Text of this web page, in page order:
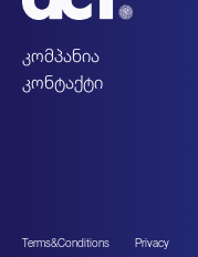
კომპანია
კონტაქტი
Terms&Conditions Privacy